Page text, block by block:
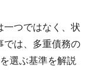
一つではなく、状
では、多重債務の
選ぶ基準を解説